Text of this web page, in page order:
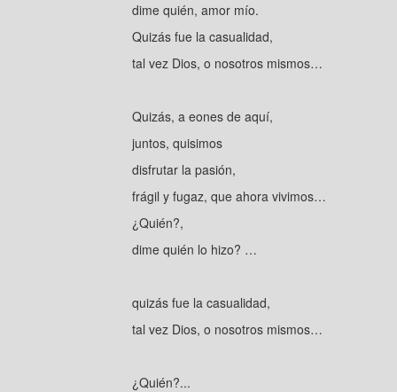
dime quién, amor mío.
Quizás fue la casualidad,
tal vez Dios, o nosotros mismos…
Quizás, a eones de aquí,
juntos, quisimos
disfrutar la pasión,
frágil y fugaz, que ahora vivimos…
¿Quién?,
dime quién lo hizo? …
quizás fue la casualidad,
tal vez Dios, o nosotros mismos…
¿Quién?...